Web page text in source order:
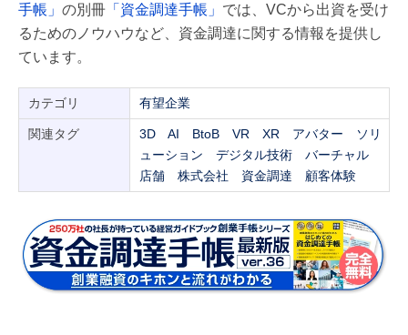
手帳」 の別冊 「資金調達手帳」 では、VCから出資を受け
るためのノウハウなど、資金調達に関する情報を提供し
ています。
カテゴリ 有望企業
関連タグ 3D AI BtoB VR XR アバター
ソリ
ューション
デジタル技術
バーチャル
店舗
株式会社 資金調達 顧客体験